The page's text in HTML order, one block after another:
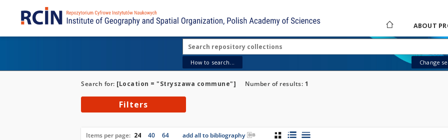
ABOUT
How to search... Change
Search for: [Location = "Stryszawa commune"] Number of results: 1
Filters
Items per page: 24 40 64 add all to bibliography